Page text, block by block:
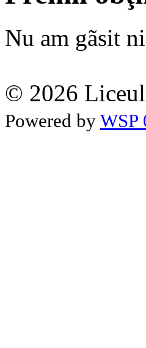
Nu am gãsit
© 2026
Powered by WSP